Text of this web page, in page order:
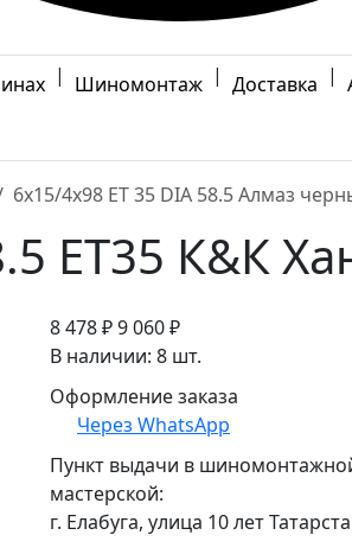
| Шиномонтаж | Доставка |
6x15/4x98 ET 35 DIA 58.5 Алмаз
ET35 К&К
8 478 ₽9 060 ₽
В наличии: 8 шт.
Оформление заказа
Через WhatsApp
Пункт выдачи в
мастерской:
г. Елабуга, улица 10 лет